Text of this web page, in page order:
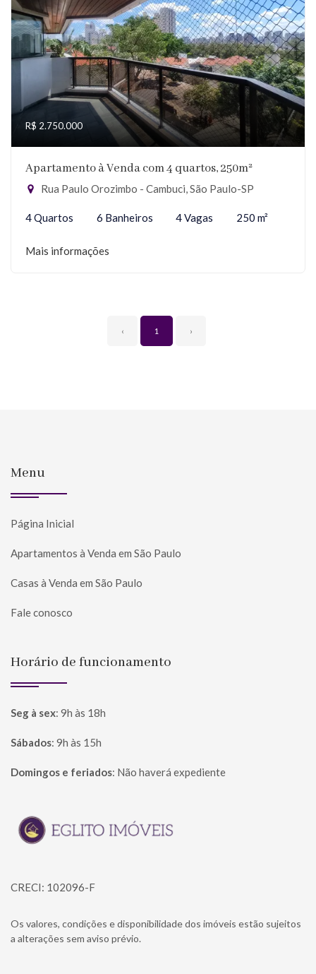
R$ 2.750.000
Apartamento à Venda com 4 quartos, 250m²
Rua Paulo Orozimbo - Cambuci, São Paulo-SP
4 Quartos 6 Banheiros 4 Vagas 250 m²
Mais informações
‹ 1 ›
Menu
Página Inicial
Apartamentos à Venda em São Paulo
Casas à Venda em São Paulo
Fale conosco
Horário de funcionamento
Seg à sex: 9h às 18h
Sábados: 9h às 15h
Domingos e feriados: Não haverá expediente
Página inicial
CRECI: 102096-F
Os valores, condições e disponibilidade dos imóveis estão sujeitos
a alterações sem aviso prévio.